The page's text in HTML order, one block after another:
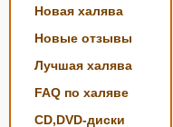
Новая халява
Новые отзывы
Лучшая халява
FAQ по халяве
CD,DVD-диски